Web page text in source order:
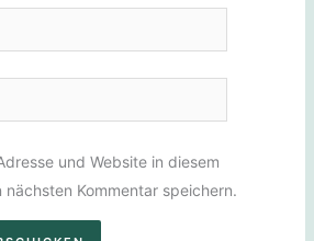
und Website in diesem
nächsten Kommentar speichern.